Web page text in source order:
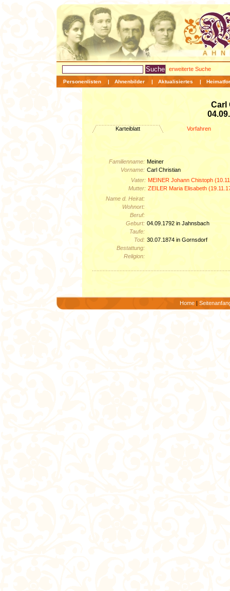
erweiterte Suche
Personenlisten | Ahnenbilder | Aktualisiertes |
Carl
Karteiblatt Vorfahren
Familienname: Meiner
Vorname: Carl Christian
Vater: MEINER Johann Chistoph
Mutter: ZEILER Maria Elisabeth
Name d. Heirat:
Wohnort:
Beruf:
Geburt: 04.09.1792 in Jahnsbach
Taufe:
Tod: 30.07.1874 in Gornsdorf
Bestattung:
Religion:
Home|